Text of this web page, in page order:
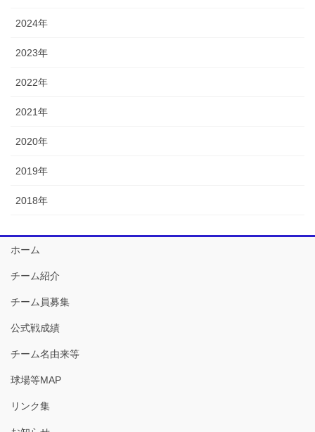
2024年
2023年
2022年
2021年
2020年
2019年
2018年
ホーム
チーム紹介
チーム員募集
公式戦成績
チーム名由来等
球場等MAP
リンク集